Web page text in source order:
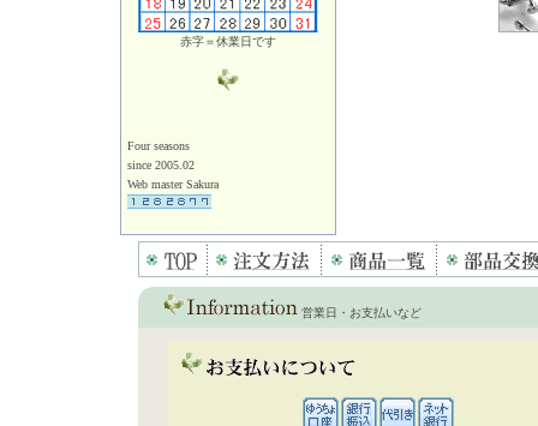
赤字＝休業日です
Four seasons
since 2005.02
Web master Sakura
営業日・お支払いなど